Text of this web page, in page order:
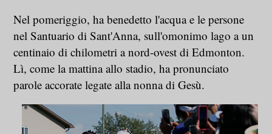
Nel pomeriggio, ha benedetto l'acqua e le persone
nel Santuario di Sant'Anna, sull'omonimo lago a un
centinaio di chilometri a nord-ovest di Edmonton.
Lì, come la mattina allo stadio, ha pronunciato
parole accorate legate alla nonna di Gesù.